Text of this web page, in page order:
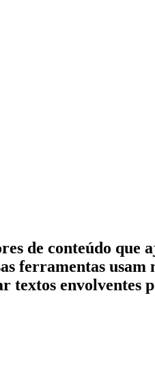
de conteúdo
ferramentas
textos envolventes